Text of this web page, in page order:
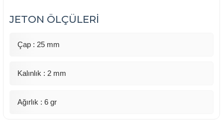
JETON ÖLÇÜLERİ
Çap : 25 mm
Kalınlık : 2 mm
Ağırlık : 6 gr